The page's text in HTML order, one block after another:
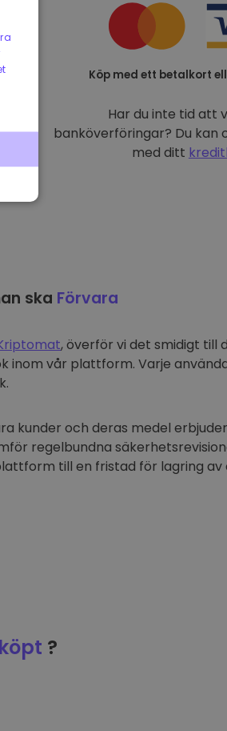
Köp med ett betalkort
Har du inte tid att
banköverföringar? Du kan
med ditt
ska Förvara
, överför vi det smidigt till
inom vår plattform. Varje
kunder och deras medel
regelbundna
till en fristad för lagring av
?